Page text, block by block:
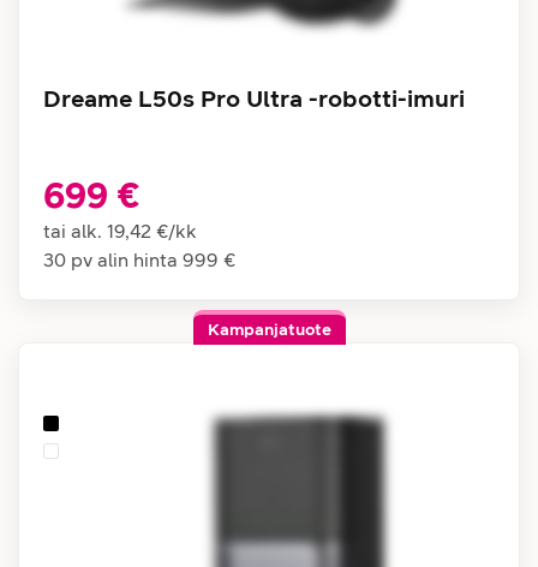
Dreame L50s Pro Ultra -robotti-imuri
699 €
tai alk. 19,42 €/kk
30 pv alin hinta 999 €
Kampanjatuote